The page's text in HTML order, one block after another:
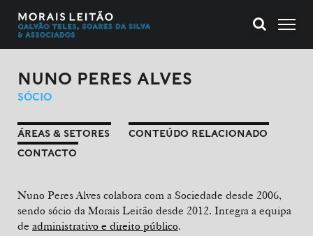
NUNO PERES ALVES
SÓCIO
ÁREAS & SETORES
CONTEÚDO RELACIONADO
CONTACTO
Nuno Peres Alves colabora com a Sociedade desde 2006,
sendo sócio da Morais Leitão desde 2012. Integra a equipa
de administrativo e direito público.